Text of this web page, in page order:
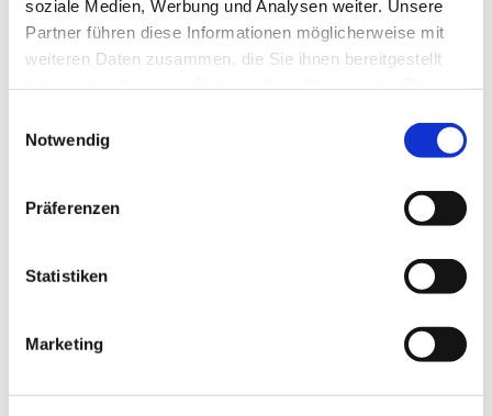
soziale Medien, Werbung und Analysen weiter. Unsere
Partner führen diese Informationen möglicherweise mit
weiteren Daten zusammen, die Sie ihnen bereitgestellt
Notwendig
Präferenzen
Statistiken
Marketing